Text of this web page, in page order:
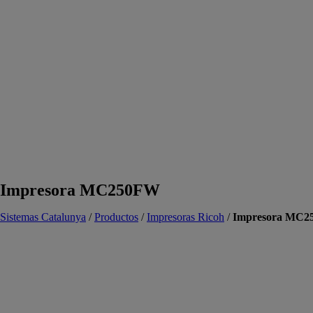
Impresora MC250FW
Sistemas Catalunya /Productos /Impresoras Ricoh /Impresora